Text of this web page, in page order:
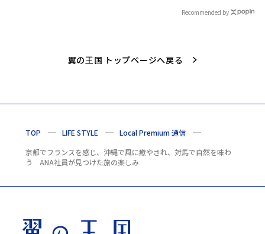
Recommended by
翼の王国 トップページへ戻る
TOP LIFE STYLE
Local Premium 通信
京都でフランスを感じ、沖縄で風に癒やされ、対馬で自然を味わ
う ANA社員が見つけた旅の楽しみ